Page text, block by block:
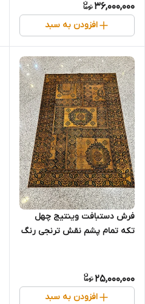
36,000,000
افزودن به سبد
فرش دستبافت وینتیج چهل
تکه تمام پشم نقش ترنجی رنگ
25,000,000
افزودن به سبد